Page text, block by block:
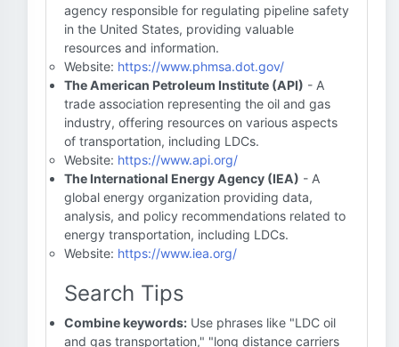
agency responsible for regulating pipeline safety
in the United States, providing valuable
resources and information.
Website: https://www.phmsa.dot.gov/
The American Petroleum Institute (API) - A
trade association representing the oil and gas
industry, offering resources on various aspects
of transportation, including LDCs.
Website: https://www.api.org/
The International Energy Agency (IEA) - A
global energy organization providing data,
analysis, and policy recommendations related to
energy transportation, including LDCs.
Website: https://www.iea.org/
Search Tips
Combine keywords: Use phrases like "LDC oil
and gas transportation," "long distance carriers